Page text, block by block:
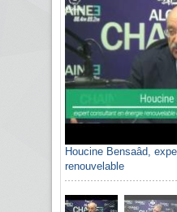
Houcine Bensaâd,
renouvelable